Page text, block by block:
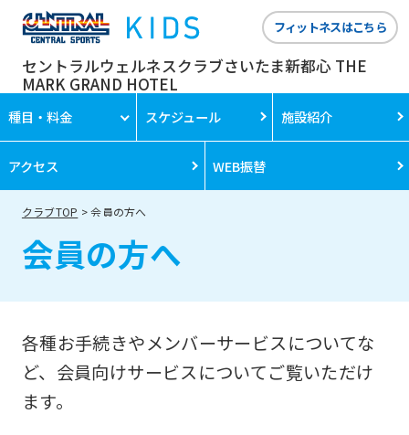
セントラルウェルネスクラブさいたま新都心 THE
MARK GRAND HOTEL
フィットネスはこちら
種目・料金 スケジュール 施設紹介
アクセス WEB振替
クラブTOP 会員の方へ
会員の方へ
各種お手続きやメンバーサービスについてな
ど、会員向けサービスについてご覧いただけ
ます。